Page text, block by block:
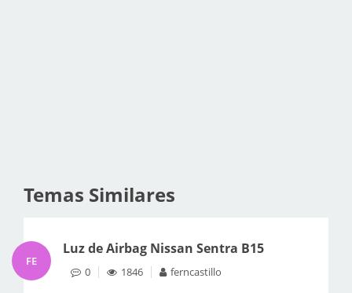
Temas Similares
FE
Luz de Airbag Nissan Sentra B15
0 1846 ferncastillo